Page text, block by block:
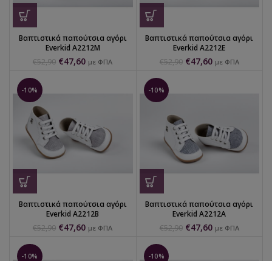
Βαπτιστικά παπούτσια αγόρι
Everkid Α2212Μ
€52,90 €47,60 με ΦΠΑ
Βαπτιστικά παπούτσια αγόρι
Everkid Α2212Ε
€52,90 €47,60 με ΦΠΑ
-10%
Βαπτιστικά παπούτσια αγόρι
Everkid Α2212Β
€52,90 €47,60 με ΦΠΑ
-10%
Βαπτιστικά παπούτσια αγόρι
Everkid Α2212Α
€52,90 €47,60 με ΦΠΑ
-10% -10%